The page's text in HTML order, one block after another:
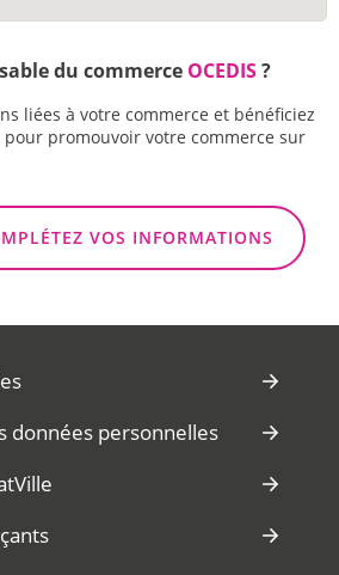
du commerce OCEDIS?
liées à votre commerce et bénéficiez
promouvoir votre commerce sur
VOS INFORMATIONS
données personnelles